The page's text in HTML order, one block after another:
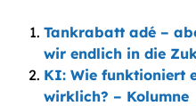
Tankrabatt adé –
wir endlich in die
KI: Wie funktioniert
wirklich? – Kolumne